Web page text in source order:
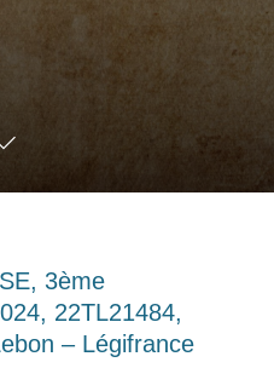
3ème
22TL21484,
– Légifrance